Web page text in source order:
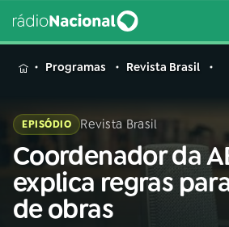
MENU
Buscar
na
Rádio
Nacional
Buscar
Programas Revista Brasil
EPISÓDIO Revista Brasil
Coordenador da
explica regras
de obras